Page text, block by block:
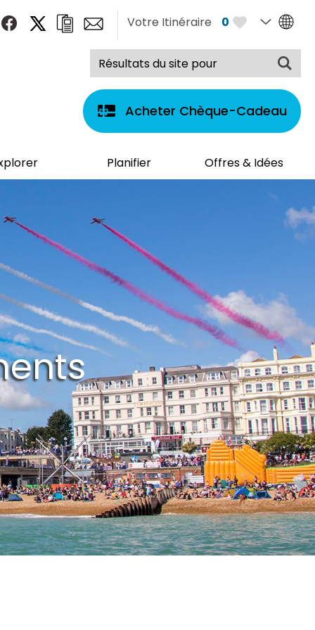
Votre Itinéraire 0
Acheter Chèque-Cadeau
Planifier Offres & Idées